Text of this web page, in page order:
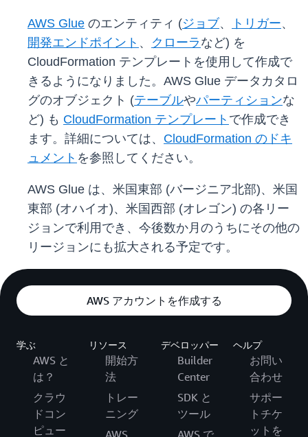
AWS Glue のエンティティ (ジョブ、 トリガー、
開発エンドポイント 、 クローラ など) を
CloudFormation テンプレートを使用して作成で
きるようになりました。AWS Glue データカタロ
グのオブジェクト (テーブルやパーティションな
ど) も CloudFormation テンプレート で作成でき
ます。詳細については、 CloudFormation のドキ
ュメント を参照してください。
AWS Glue は、米国東部 (バージニア北部)、米国
東部 (オハイオ)、米国西部 (オレゴン) の各リー
ジョンで利用でき、今後数か月のうちにその他の
リージョンにも拡大される予定です。
AWS アカウントを作成する
学ぶ
AWS と
は？
クラウ
ドコン
ピュー
リソース
開始方
法
トレー
ニング
デベロッパー
Builder
Center
SDK と
ツール
ヘルプ
お問い
合わせ
サポー
トチケ
ットを